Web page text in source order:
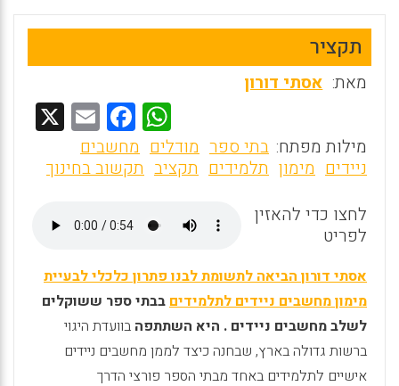
תקציר
מאת: אסתי דורון
W
h
at
A
p
F
a
ce
o
o
k
E
m
ai
מילות מפתח: בתי ספר מודלים מחשבים
ניידים מימון תלמידים תקציב תקשוב בחינוך
לחצו כדי להאזין
לפריט
אסתי דורון הביאה לתשומת לבנו פתרון כלכלי לבעיית
מימון מחשבים ניידים לתלמידיםבבתי ספר ששוקלים
לשלב מחשבים ניידים . היא השתתפה בוועדת היגוי
ברשות גדולה בארץ, שבחנה כיצד לממן מחשבים ניידים
אישיים לתלמידים באחד מבתי הספר פורצי הדרך